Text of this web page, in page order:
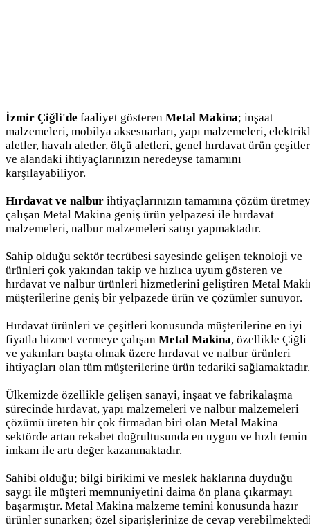
İzmir Çiğli'de faaliyet gösteren Metal Makina; inşaat
malzemeleri, mobilya aksesuarları, yapı malzemeleri,
aletler, havalı aletler, ölçü aletleri, genel hırdavat ürün
ve alandaki ihtiyaçlarınızın neredeyse tamamını
karşılayabiliyor.
Hırdavat ve nalbur ihtiyaçlarınızın tamamına çözüm
çalışan Metal Makina geniş ürün yelpazesi ile hırdavat
malzemeleri, nalbur malzemeleri satışı yapmaktadır.
Sahip olduğu sektör tecrübesi sayesinde gelişen teknoloji ve
ürünleri çok yakından takip ve hızlıca uyum gösteren ve
hırdavat ve nalbur ürünleri hizmetlerini geliştiren Metal
müşterilerine geniş bir yelpazede ürün ve çözümler sunuyor.
Hırdavat ürünleri ve çeşitleri konusunda müşterilerine en iyi
fiyatla hizmet vermeye çalışan Metal Makina, özellikle Çiğli
ve yakınları başta olmak üzere hırdavat ve nalbur ürünleri
ihtiyaçları olan tüm müşterilerine ürün tedariki sağlamaktadır.
Ülkemizde özellikle gelişen sanayi, inşaat ve fabrikalaşma
sürecinde hırdavat, yapı malzemeleri ve nalbur malzemeleri
çözümü üreten bir çok firmadan biri olan Metal Makina
sektörde artan rekabet doğrultusunda en uygun ve hızlı temin
imkanı ile artı değer kazanmaktadır.
Sahibi olduğu; bilgi birikimi ve meslek haklarına duyduğu
saygı ile müşteri memnuniyetini daima ön plana çıkarmayı
başarmıştır. Metal Makina malzeme temini konusunda hazır
ürünler sunarken; özel siparişlerinize de cevap